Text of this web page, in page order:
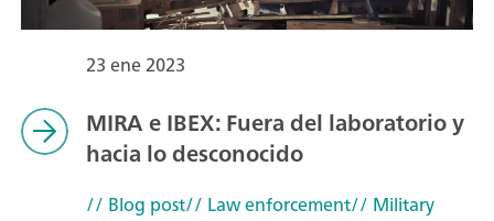
23 ene 2023
MIRA e IBEX: Fuera del laboratorio y
hacia lo desconocido
// Blog post// Law enforcement// Military